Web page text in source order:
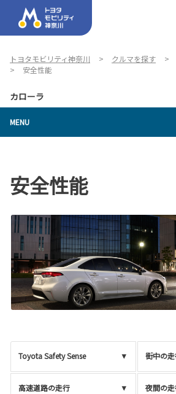
トヨタモビリティ神奈川 クルマを探す
安全性能
カローラ
MENU
安全性能
Toyota Safety Sense 街中の
高速道路の走行 夜間の